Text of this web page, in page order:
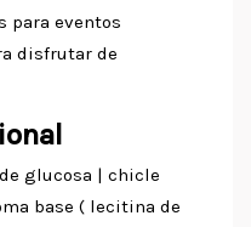
para eventos
disfrutar de
glucosa | chicle
base ( lecitina de